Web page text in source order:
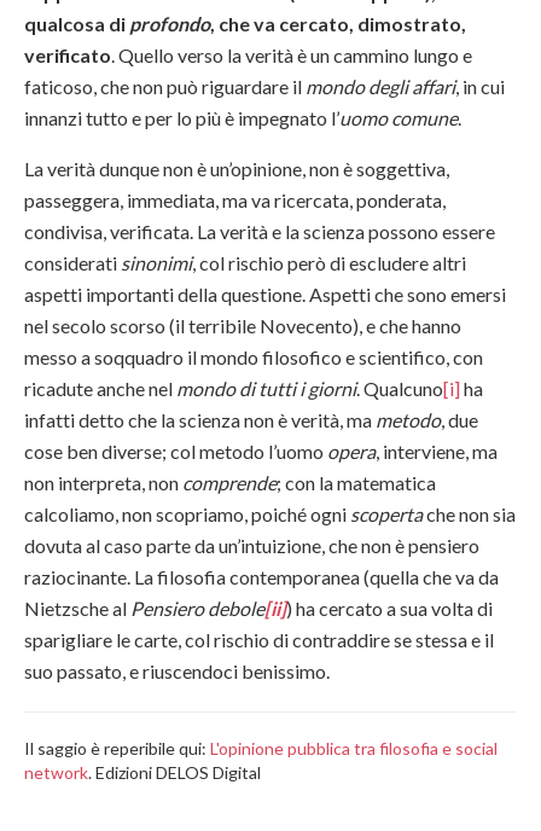
qualcosa di profondo, che va cercato, dimostrato,
verificato. Quello verso la verità è un cammino lungo e
faticoso, che non può riguardare il mondo degli affari, in cui
innanzi tutto e per lo più è impegnato l’uomo comune.
La verità dunque non è un’opinione, non è soggettiva,
passeggera, immediata, ma va ricercata, ponderata,
condivisa, verificata. La verità e la scienza possono essere
considerati sinonimi, col rischio però di escludere altri
aspetti importanti della questione. Aspetti che sono emersi
nel secolo scorso (il terribile Novecento), e che hanno
messo a soqquadro il mondo filosofico e scientifico, con
ricadute anche nel mondo di tutti i giorni. Qualcuno[i]ha
infatti detto che la scienza non è verità, ma metodo, due
cose ben diverse; col metodo l’uomo opera, interviene, ma
non interpreta, non comprende; con la matematica
calcoliamo, non scopriamo, poiché ogni scopertache non sia
dovuta al caso parte da un’intuizione, che non è pensiero
raziocinante. La filosofia contemporanea (quella che va da
Nietzsche al Pensiero debole[ii]) ha cercato a sua volta di
sparigliare le carte, col rischio di contraddire se stessa e il
suo passato, e riuscendoci benissimo.
Il saggio è reperibile qui: L'opinione pubblica tra filosofia e social
network. Edizioni DELOS Digital